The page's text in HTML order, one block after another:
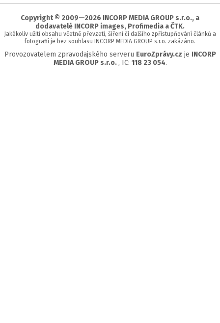
stránky
Copyright © 2009—2026 INCORP MEDIA GROUP s.r.o., a
dodavatelé INCORP images, Profimedia a ČTK.
Jakékoliv užití obsahu včetně převzetí, šíření či dalšího zpřístupňování článků a
fotografií je bez souhlasu INCORP MEDIA GROUP s.r.o. zakázáno.
Provozovatelem zpravodajského serveru EuroZprávy.cz je INCORP
MEDIA GROUP s.r.o. , IC: 118 23 054.